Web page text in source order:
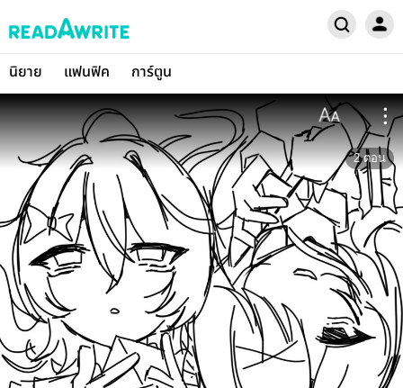
นิยาย แฟนฟิค การ์ตูน
2 ตอน